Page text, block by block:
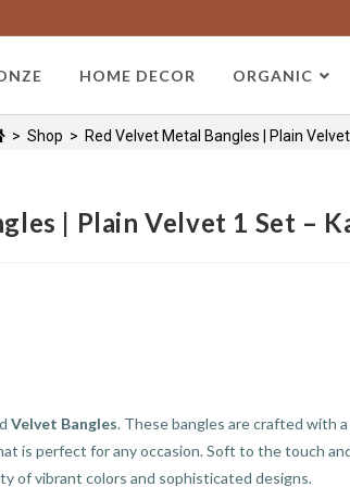
HOME DECOR ORGANIC
> Shop > Red Velvet Metal Bangles | Plain
| Plain Velvet 1 Set –
Velvet Bangles. These bangles are crafted with
is perfect for any occasion. Soft to the touch
of vibrant colors and sophisticated designs.